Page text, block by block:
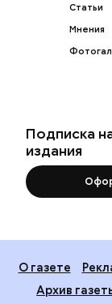
Статьи
Мнения
Подписка
издания
О газете
Архив